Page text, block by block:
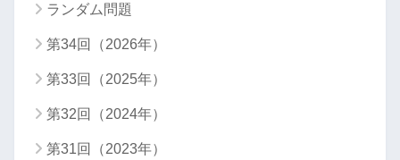
ランダム問題
第34回（2026年）
第33回（2025年）
第32回（2024年）
第31回（2023年）